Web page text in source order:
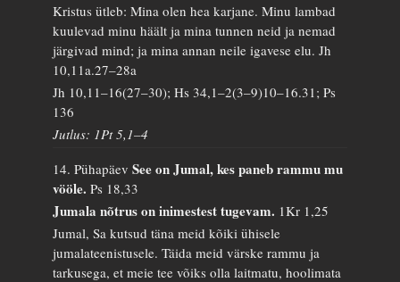
Kristus ütleb: Mina olen hea karjane. Minu lambad
kuulevad minu häält ja mina tunnen neid ja nemad
järgivad mind; ja mina annan neile igavese elu.Jh
10,11a.27–28a
Jh 10,11–16(27–30); Hs 34,1–2(3–9)10–16.31; Ps
136
Jutlus: 1Pt 5,1–4
14. PühapäevSee on Jumal, kes paneb rammu mu
vööle.Ps 18,33
Jumala nõtrus on inimestest tugevam. 1Kr 1,25
Jumal, Sa kutsud täna meid kõiki ühisele
jumalateenistusele. Täida meid värske rammu ja
tarkusega, et meie tee võiks olla laitmatu, hoolimata